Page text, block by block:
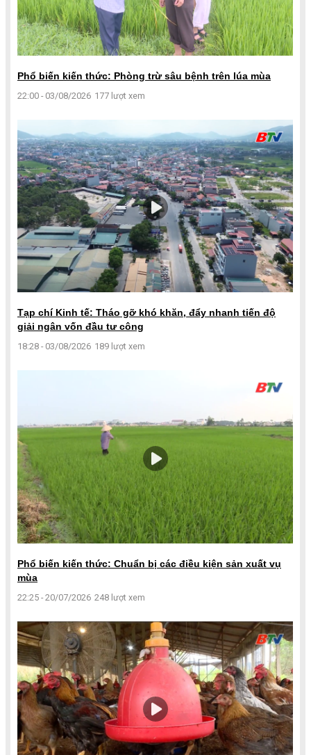
Phổ biến kiến thức: Phòng trừ sâu bệnh trên lúa mùa
22:00 - 03/08/2026 177 lượt xem
Tạp chí Kinh tế: Tháo gỡ khó khăn, đẩy nhanh tiến độ
giải ngân vốn đầu tư công
18:28 - 03/08/2026 189 lượt xem
Phổ biến kiến thức: Chuẩn bị các điều kiện sản xuất vụ
mùa
22:25 - 20/07/2026 248 lượt xem